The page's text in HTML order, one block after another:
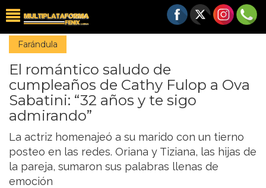
Farándula
El romántico saludo de
cumpleaños de Cathy Fulop a Ova
Sabatini: “32 años y te sigo
admirando”
La actriz homenajeó a su marido con un tierno
posteo en las redes. Oriana y Tiziana, las hijas de
la pareja, sumaron sus palabras llenas de
emoción